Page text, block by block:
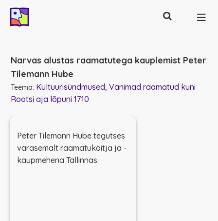
Otsing
Narvas alustas raamatutega kauplemist Peter
Tilemann Hube
Teema: Kultuurisündmused Vanimad raamatud kuni
Rootsi aja lõpuni 1710
Peter Tilemann Hube tegutses
varasemalt raamatuköitja ja -
kaupmehena Tallinnas.